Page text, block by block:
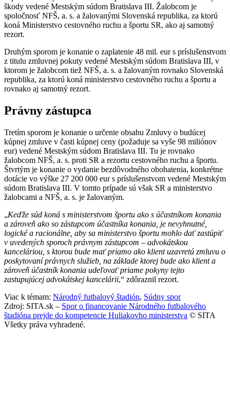
škody vedené Mestským súdom Bratislava III. Žalobcom je
spoločnosť NFŠ, a. s. a žalovanými Slovenská republika, za ktorú
koná Ministerstvo cestovného ruchu a športu SR, ako aj samotný
rezort.
Druhým sporom je konanie o zaplatenie 48 mil. eur s príslušenstvom
z titulu zmluvnej pokuty vedené Mestským súdom Bratislava III, v
ktorom je žalobcom tiež NFŠ, a. s. a žalovaným rovnako Slovenská
republika, za ktorú koná ministerstvo cestovného ruchu a športu a
rovnako aj samotný rezort.
Právny zástupca
Tretím sporom je konanie o určenie obsahu Zmluvy o budúcej
kúpnej zmluve v časti kúpnej ceny (požaduje sa vyše 98 miliónov
eur) vedené Mestským súdom Bratislava III. Tu je rovnako
žalobcom NFŠ, a. s. proti SR a rezortu cestovného ruchu a športu.
Štvrtým je konanie o vydanie bezdôvodného obohatenia, konkrétne
dotácie vo výške 27 200 000 eur s príslušenstvom vedené Mestským
súdom Bratislava III. V tomto prípade sú však SR a ministerstvo
žalobcami a NFŠ, a. s. je žalovaným.
„Keďže súd koná s ministerstvom športu ako s účastníkom konania
a zároveň ako so zástupcom účastníka konania, je nevyhnutné,
logické a racionálne, aby sa ministerstvo športu mohlo dať zastúpiť
v uvedených sporoch právnym zástupcom – advokátskou
kanceláriou, s ktorou bude mať priamo ako klient uzavretú zmluvu o
poskytovaní právnych služieb, na základe ktorej bude ako klient a
zároveň účastník konania udeľovať priame pokyny tejto
zastupujúcej advokátskej kancelárii,“ zdôraznil rezort.
Viac k témam: Národný futbalový štadión, Súdny spor
Zdroj: SITA.sk – Spor o financovanie Národného futbalového
štadióna prejde do kompetencie Huliakovho ministerstva © SITA
Všetky práva vyhradené.